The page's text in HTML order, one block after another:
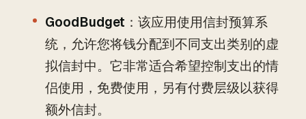
GoodBudget ：该应用使用信封预算系
统，允许您将钱分配到不同支出类别的虚
拟信封中。它非常适合希望控制支出的情
侣使用，免费使用，另有付费层级以获得
额外信封。